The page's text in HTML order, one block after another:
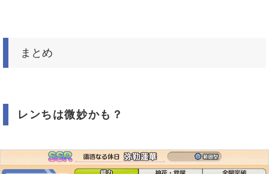
まとめ
レンちは微妙かも？